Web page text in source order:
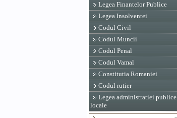
Legea Finantelor Publice
Legea Insolventei
Codul Civil
Codul Muncii
Codul Penal
Codul Vamal
Constitutia Romaniei
Codul rutier
Legea administratiei publice
locale